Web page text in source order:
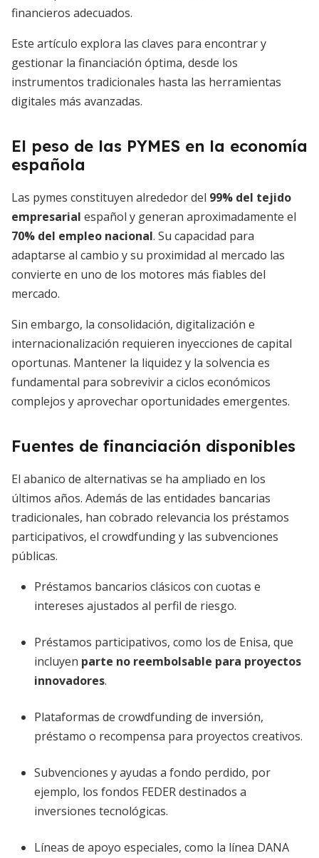
financieros adecuados.
Este artículo explora las claves para encontrar y
gestionar la financiación óptima, desde los
instrumentos tradicionales hasta las herramientas
digitales más avanzadas.
El peso de las PYMES en la economía
española
Las pymes constituyen alrededor del 99% del tejido
empresarial español y generan aproximadamente el
70% del empleo nacional. Su capacidad para
adaptarse al cambio y su proximidad al mercado las
convierte en uno de los motores más fiables del
mercado.
Sin embargo, la consolidación, digitalización e
internacionalización requieren inyecciones de capital
oportunas. Mantener la liquidez y la solvencia es
fundamental para sobrevivir a ciclos económicos
complejos y aprovechar oportunidades emergentes.
Fuentes de financiación disponibles
El abanico de alternativas se ha ampliado en los
últimos años. Además de las entidades bancarias
tradicionales, han cobrado relevancia los préstamos
participativos, el crowdfunding y las subvenciones
públicas.
Préstamos bancarios clásicos con cuotas e
intereses ajustados al perfil de riesgo.
Préstamos participativos, como los de Enisa, que
incluyen parte no reembolsable para proyectos
innovadores.
Plataformas de crowdfunding de inversión,
préstamo o recompensa para proyectos creativos.
Subvenciones y ayudas a fondo perdido, por
ejemplo, los fondos FEDER destinados a
inversiones tecnológicas.
Líneas de apoyo especiales, como la línea DANA